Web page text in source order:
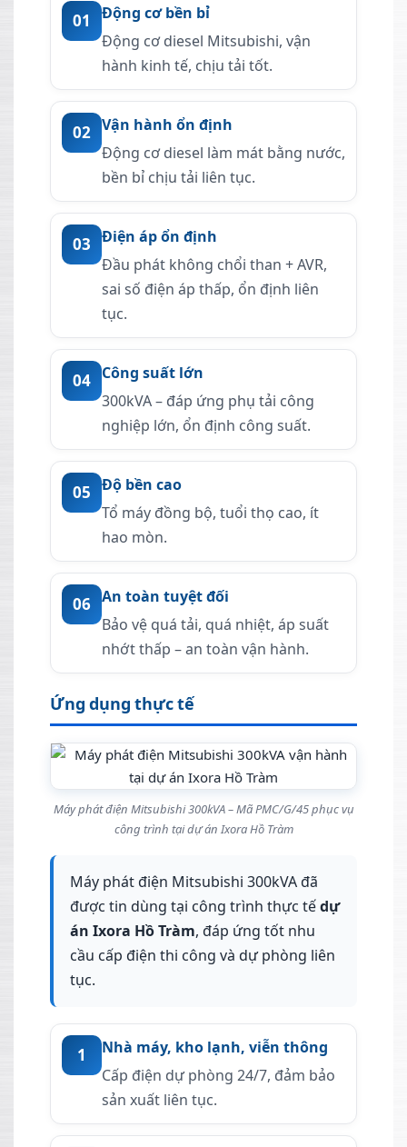
01
Động cơ bền bỉ
Động cơ diesel Mitsubishi, vận
hành kinh tế, chịu tải tốt.
02 Vận hành ổn định
Động cơ diesel làm mát bằng nước,
bền bỉ chịu tải liên tục.
03 Điện áp ổn định
Đầu phát không chổi than + AVR,
sai số điện áp thấp, ổn định liên
tục.
04 Công suất lớn
300kVA – đáp ứng phụ tải công
nghiệp lớn, ổn định công suất.
05 Độ bền cao
Tổ máy đồng bộ, tuổi thọ cao, ít
hao mòn.
06 An toàn tuyệt đối
Bảo vệ quá tải, quá nhiệt, áp suất
nhớt thấp – an toàn vận hành.
Ứng dụng thực tế
Máy phát điện Mitsubishi 300kVA – Mã PMC/G/45 phục vụ
công trình tại dự án Ixora Hồ Tràm
Máy phát điện Mitsubishi 300kVA đã
được tin dùng tại công trình thực tếdự
án Ixora Hồ Tràm, đáp ứng tốt nhu
cầu cấp điện thi công và dự phòng liên
tục.
1
Nhà máy, kho lạnh, viễn thông
Cấp điện dự phòng 24/7, đảm bảo
sản xuất liên tục.